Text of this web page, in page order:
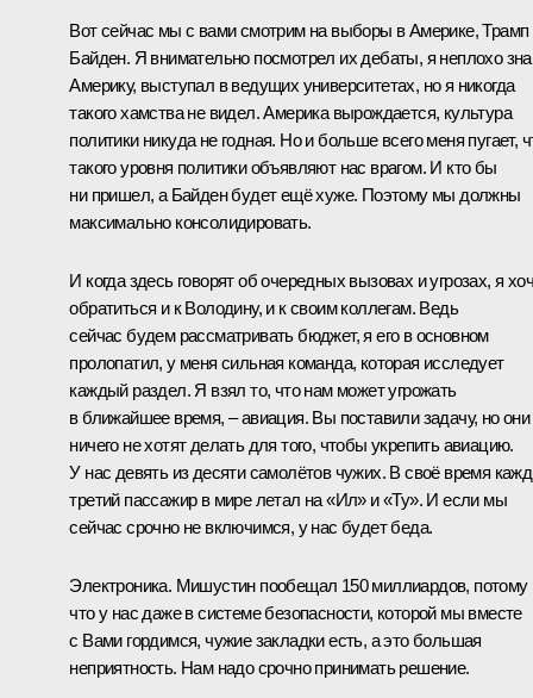
Вот сейчас мы с вами смотрим на выборы в Америке, Трамп
Байден. Я внимательно посмотрел их дебаты, я неплохо
Америку, выступал в ведущих университетах, но я никогда
такого хамства не видел. Америка вырождается, культура
политики никуда не годная. Но и больше всего меня пугает,
такого уровня политики объявляют нас врагом. И кто бы
ни пришел, а Байден будет ещё хуже. Поэтому мы должны
максимально консолидировать.
И когда здесь говорят об очередных вызовах и угрозах, я
обратиться и к Володину, и к своим коллегам. Ведь
сейчас будем рассматривать бюджет, я его в основном
пролопатил, у меня сильная команда, которая исследует
каждый раздел. Я взял то, что нам может угрожать
в ближайшее время, – авиация. Вы поставили задачу, но они
ничего не хотят делать для того, чтобы укрепить авиацию.
У нас девять из десяти самолётов чужих. В своё время
третий пассажир в мире летал на «Ил» и «Ту». И если мы
сейчас срочно не включимся, у нас будет беда.
Электроника. Мишустин пообещал 150 миллиардов, потому
что у нас даже в системе безопасности, которой мы вместе
с Вами гордимся, чужие закладки есть, а это большая
неприятность. Нам надо срочно принимать решение.